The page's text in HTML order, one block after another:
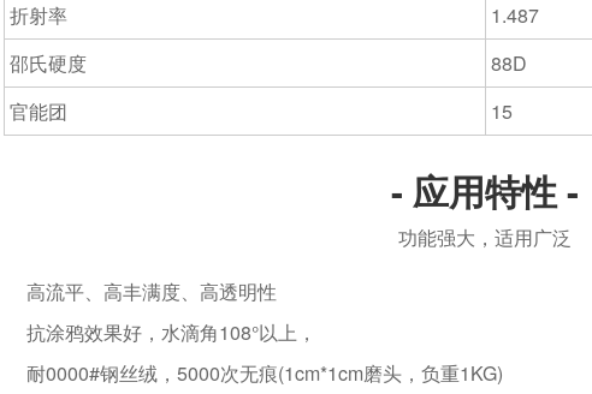
折射率
1.487
邵氏硬度
88D
官能团
15
- 应用特性 -
功能强大，适用广泛
高流平、高丰满度、高透明性
抗涂鸦效果好，水滴角108°以上，
耐0000#钢丝绒，5000次无痕(1cm*1cm磨头，负重1KG)